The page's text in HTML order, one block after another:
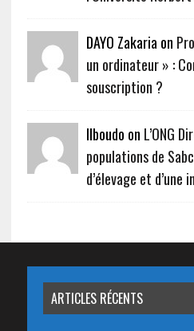
DAYO Zakaria on
un ordinateur » :
souscription ?
Ilboudo on L’ONG
populations de
d’élevage et
ARTICLES RÉCENTS